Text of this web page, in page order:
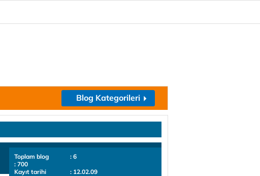
Blog Kategorileri
Toplam blog
: 6
: 700
Kayıt tarihi
: 12.02.09